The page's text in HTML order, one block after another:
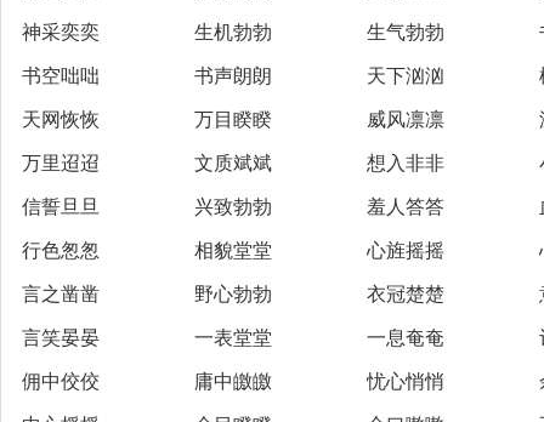
神采奕奕 生机勃勃 生气勃勃
书空咄咄 书声朗朗 天下汹汹
天网恢恢 万目睽睽 威风凛凛
万里迢迢 文质斌斌 想入非非
信誓旦旦 兴致勃勃 羞人答答
行色怱怱 相貌堂堂 心旌摇摇
言之凿凿 野心勃勃 衣冠楚楚
言笑晏晏 一表堂堂 一息奄奄
佣中佼佼 庸中皦皦 忧心悄悄